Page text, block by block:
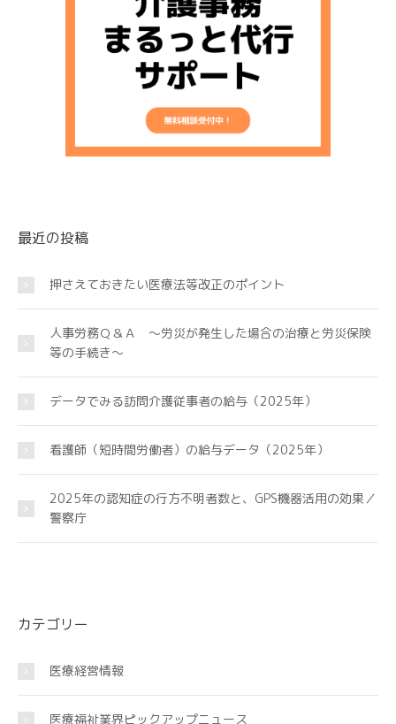
最近の投稿
押さえておきたい医療法等改正のポイント
人事労務Ｑ＆Ａ ～労災が発生した場合の治療と労災保険
等の手続き～
データでみる訪問介護従事者の給与（2025年）
看護師（短時間労働者）の給与データ（2025年）
2025年の認知症の行方不明者数と、GPS機器活用の効果／
警察庁
カテゴリー
医療経営情報
医療福祉業界ピックアップニュース